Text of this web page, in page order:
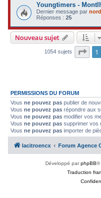
Youngtimers -
Dernier message par
Réponses :25
Nouveau sujet
1054 sujets Page
1
PERMISSIONS DU FORUM
Vousne pouvez pas publier de
Vousne pouvez pas répondre aux
Vousne pouvez pas modifier vos
Vousne pouvez pas supprimer vos
Vousne pouvez pas importer de
lacitroencx Forum Agence
Développé parphpBB®
Traduction